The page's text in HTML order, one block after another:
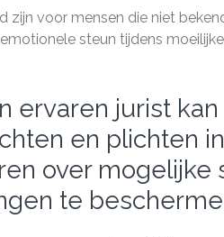
zijn voor mensen die niet
steun tijdens
ervaren jurist
en plichten
over mogelijke
te